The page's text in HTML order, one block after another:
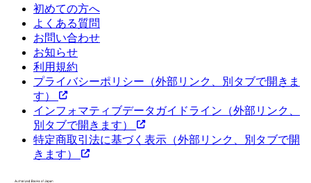
初めての方へ
よくある質問
お問い合わせ
お知らせ
利用規約
プライバシーポリシー （外部リンク、別タブで開きま
す）
インフォマティブデータガイドライン （外部リンク、
別タブで開きます）
特定商取引法に基づく表示 （外部リンク、別タブで開
きます）